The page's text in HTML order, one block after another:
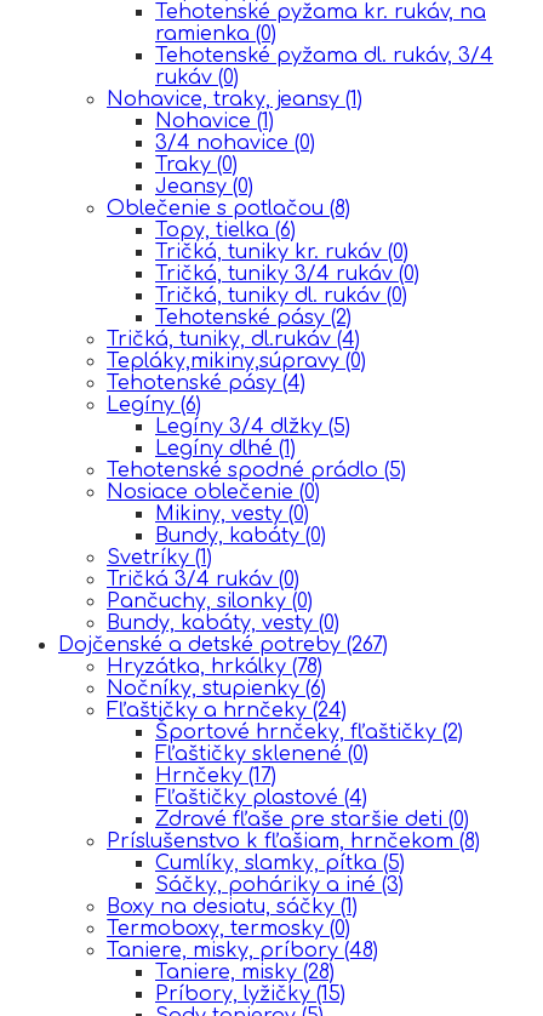
Tehotenské pyžama kr. rukáv, na
ramienka (0)
Tehotenské pyžama dl. rukáv, 3/4
rukáv (0)
Nohavice, traky, jeansy (1)
Nohavice (1)
3/4 nohavice (0)
Traky (0)
Jeansy (0)
Oblečenie s potlačou (8)
Topy, tielka (6)
Tričká, tuniky kr. rukáv (0)
Tričká, tuniky 3/4 rukáv (0)
Tričká, tuniky dl. rukáv (0)
Tehotenské pásy (2)
Tričká, tuniky, dl.rukáv (4)
Tepláky,mikiny,súpravy (0)
Tehotenské pásy (4)
Legíny (6)
Legíny 3/4 dlžky (5)
Legíny dlhé (1)
Tehotenské spodné prádlo (5)
Nosiace oblečenie (0)
Mikiny, vesty (0)
Bundy, kabáty (0)
Svetríky (1)
Tričká 3/4 rukáv (0)
Pančuchy, silonky (0)
Bundy, kabáty, vesty (0)
Dojčenské a detské potreby (267)
Hryzátka, hrkálky (78)
Nočníky, stupienky (6)
Fľaštičky a hrnčeky (24)
Športové hrnčeky, fľaštičky (2)
Fľaštičky sklenené (0)
Hrnčeky (17)
Fľaštičky plastové (4)
Zdravé fľaše pre staršie deti (0)
Príslušenstvo k fľašiam, hrnčekom (8)
Cumlíky, slamky, pítka (5)
Sáčky, poháriky a iné (3)
Boxy na desiatu, sáčky (1)
Termoboxy, termosky (0)
Taniere, misky, príbory (48)
Taniere, misky (28)
Príbory, lyžičky (15)